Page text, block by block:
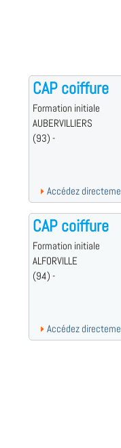
CAP coiffure
Formation initiale
AUBERVILLIERS
(93) -
Accédez
CAP coiffure
Formation initiale
ALFORVILLE
(94) -
Accédez